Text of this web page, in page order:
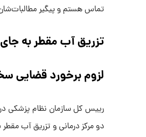
تماس هستم و پیگیر
تزریق آب مقطر به
لزوم برخورد قضایی
رییس کل سازمان نظام پزشکی
دو مرکز درمانی و تزریق آب